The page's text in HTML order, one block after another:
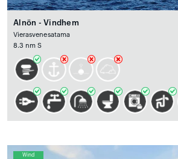
Alnön - Vindhem
Vierasvenesatama
8.3 nm S
Wind